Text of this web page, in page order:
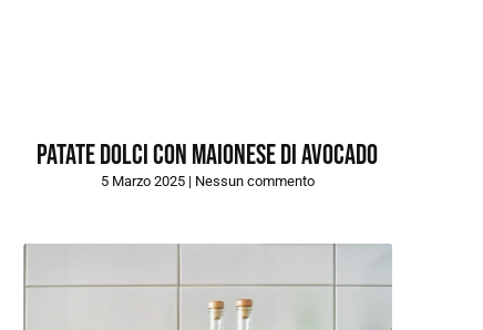
Patate dolci con maionese di avocado
5 Marzo 2025 Nessun commento